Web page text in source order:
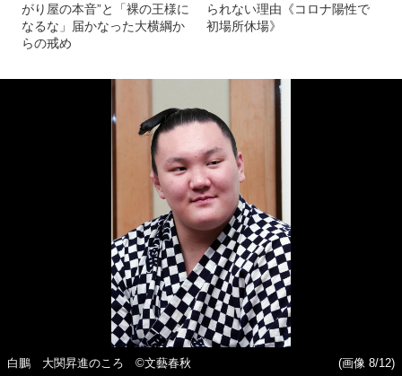
がり屋の本音”と「裸の王様に
なるな」届かなった大横綱か
らの戒め
られない理由《コロナ陽性で
初場所休場》
白鵬 大関昇進のころ ©文藝春秋
(画像 8/12)